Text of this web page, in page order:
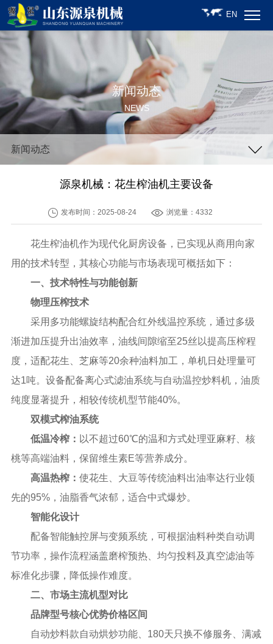
EN
新闻动态
NEWS
新闻动态
源泉机械：花生榨油机主要设备
发布时间：2025-08-24 浏览量：4332
花生榨油机作为现代化厨房设备，已实现从商用向家
用的技术转型，其核心功能与市场表现可概括如下：
一、技术特性与功能创新
物理压榨技术‌
采用多功能螺旋结构配合红外线温控系统，通过多级
渐进加压提升出油效率，油线间隙缩至25丝以提高压榨程
度，适配花生、芝麻等20余种油料加工，单机日处理量可
达1吨。设备配备离心式滤油系统与自动温控炒料机，油质
纯度显著提升，相较传统机型节能40%。
双模式榨油系统‌
低温冷榨‌： 以不超过60℃的温和方式处理亚麻籽、核
桃等高端油料，保留维生素E等营养成分。
高温热榨‌： 使花生、大豆等传统油料出油率达行业领
先的95%，油脂香气浓郁，适合中式爆炒。
智能化设计‌
配备智能触控屏与变频系统，可根据油料种类自动调
节功率，操作流程涵盖磨榨预热、均匀投料及真空滤油等
标准化步骤，降低操作难度。
二、市场主流机型对比
品牌型号核心优势价格区间
自动炒料款自动烘炒功能、180天只换不修服务、满减